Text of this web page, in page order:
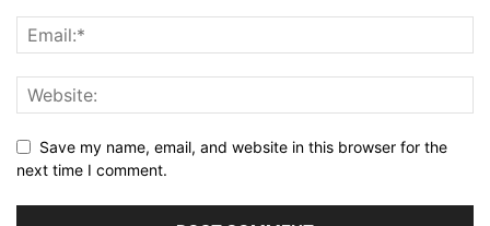
Save my name, email, and website in this browser for the
next time I comment.